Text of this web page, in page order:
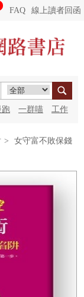
FAQ 線上讀者回函
跑 一群喵 工作
>
女守富不敗保錢